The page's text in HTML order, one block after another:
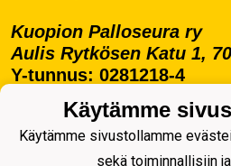
Kuopion Palloseura ry
Aulis Rytkösen Katu 1,
Y-tunnus: 0281218-4
KuPS -Elämänmittainen
Käytämme
Käytämme sivustollamme
sekä toiminnallisiin